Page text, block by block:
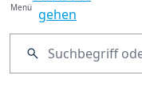
Menü